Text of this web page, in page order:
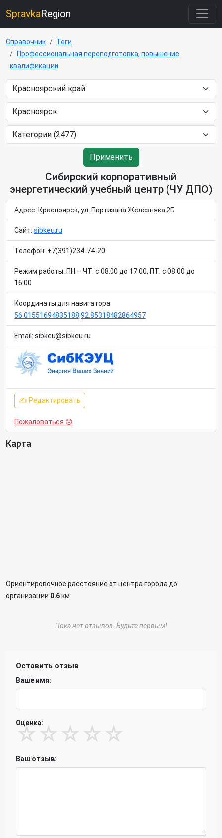
SpravkaRegion
Справочник
Теги
Профессиональная переподготовка, повышение
квалификации
Применить
Сибирский корпоративный
энергетический учебный центр (ЧУ ДПО)
Адрес: Красноярск, ул. Партизана Железняка 2Б
Сайт: sibkeu.ru
Телефон: +7(391)234-74-20
Режим работы: ПН – ЧТ: с 08:00 до 17:00, ПТ: с 08:00 до
16:00
Координаты для навигатора:
56.01551694835188,92.85318482864957
Email: sibkeu@sibkeu.ru
✍ Редактировать
Пожаловаться 😞
Карта
Ориентировочное расстояние от центра города до
организации 0.6км.
Пока нет отзывов. Будьте первым!
Оставить отзыв
Ваше имя:
Оценка:
☆ ☆ ☆ ☆ ☆
Ваш отзыв: